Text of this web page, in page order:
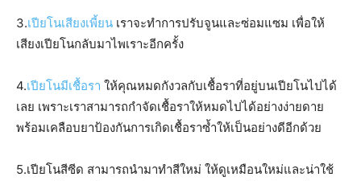
3.เปียโนเสียงเพี้ยน เราจะทำการปรับจูนและซ่อมแซม เพื่อให้
เสียงเปียโนกลับมาไพเราะอีกครั้ง
4.เปียโนมีเชื้อรา ให้คุณหมดกังวลกับเชื้อราที่อยู่บนเปียโนไปได้
เลย เพราะเราสามารถกำจัดเชื้อราให้หมดไปได้อย่างง่ายดาย
พร้อมเคลือบยาป้องกันการเกิดเชื้อราซ้ำให้เป็นอย่างดีอีกด้วย
5.เปียโนสีซีด สามารถนำมาทำสีใหม่ ให้ดูเหมือนใหม่และน่าใช้